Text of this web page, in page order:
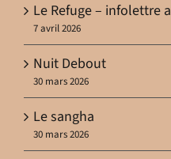
Le Refuge – infolettre
7 avril 2026
Nuit Debout
30 mars 2026
Le sangha
30 mars 2026